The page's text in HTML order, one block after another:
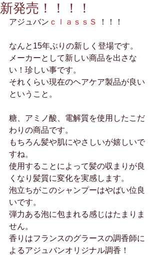
新発売！！！！
アジュバン ｃｌａｓｓＳ ！！！
なんと15年ぶりの新しく登場です。
メーカーとして新しい商品を出さな
い！珍しい事です。
それくらい現在のヘアケア製品が良い
ということ。
糖、アミノ酸、電解質を使用したこだ
わりの商品です。
もちろん髪や肌にやさしいが嬉しいで
すね。
使用することによって髪の収まりが良
くなり髪質に変化を実感します。
泡立ちがこのシャンプーはやばい位良
いです。
弾力ある泡に包まれる感じはたまりま
せん。
香りはフランスのグラースの調香師に
よるアジュバンオリジナル調香！